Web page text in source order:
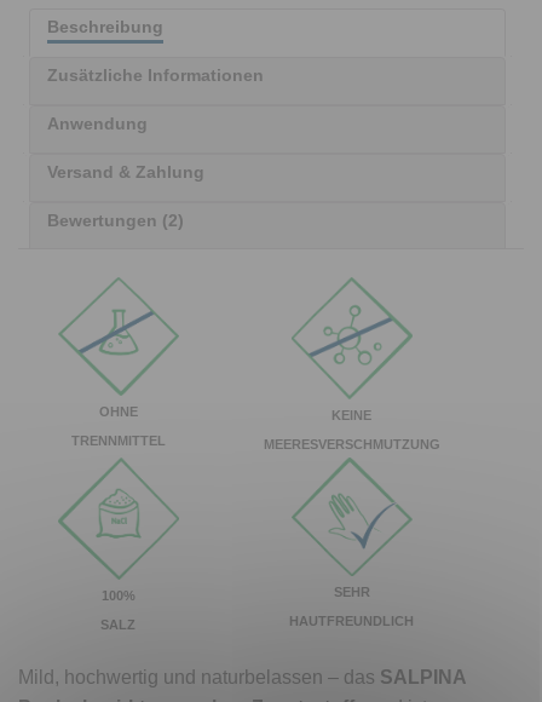
Beschreibung
Zusätzliche Informationen
Anwendung
Versand & Zahlung
Bewertungen (2)
OHNE
TRENNMITTEL
KEINE
MEERESVERSCHMUTZUNG
100%
SALZ
SEHR
HAUTFREUNDLICH
Mild, hochwertig und naturbelassen – das SALPINA